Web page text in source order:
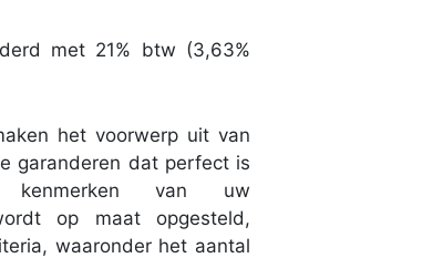
met 21% btw (3,63%
het voorwerp uit van
garanderen dat perfect is
van uw
op maat opgesteld,
waaronder het aantal